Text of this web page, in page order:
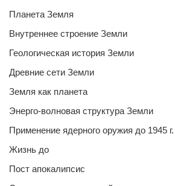
Планета Земля
Внутреннее строение Земли
Геологическая история Земли
Древние сети Земли
Земля как планета
Энерго-волновая структура Земли
Применение ядерного оружия до 1945 г.
Жизнь до
Пост апокалипсис